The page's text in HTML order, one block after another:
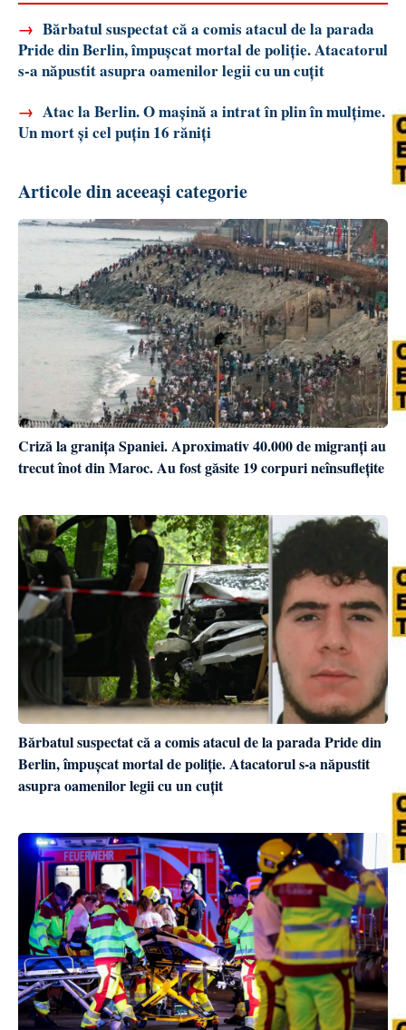
→ Bărbatul suspectat că a comis atacul de la parada
Pride din Berlin, împușcat mortal de poliție. Atacatorul
s-a năpustit asupra oamenilor legii cu un cuțit
→ Atac la Berlin. O mașină a intrat în plin în mulțime.
Un mort și cel puțin 16 răniți
Articole din aceeași categorie
Criză la granița Spaniei. Aproximativ 40.000 de migranți au
trecut înot din Maroc. Au fost găsite 19 corpuri neînsuflețite
Bărbatul suspectat că a comis atacul de la parada Pride din
Berlin, împușcat mortal de poliție. Atacatorul s-a năpustit
asupra oamenilor legii cu un cuțit